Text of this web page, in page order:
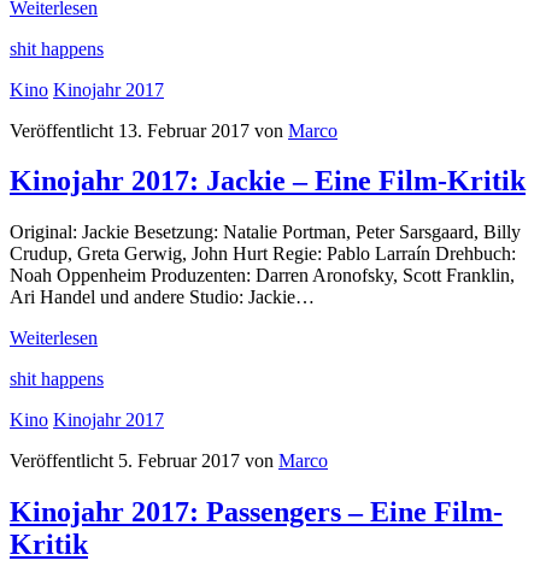
Weiterlesen
Hidden
–
Film-
shit happens
Kino Kinojahr 2017
Veröffentlicht 13. Februar 2017 von Marco
Kinojahr 2017: Jackie – Eine Film-Kritik
Original: Jackie Besetzung: Natalie Portman, Peter Sarsgaard, Billy
Crudup, Greta Gerwig, John Hurt Regie: Pablo Larraín Drehbuch:
Noah Oppenheim Produzenten: Darren Aronofsky, Scott Franklin,
Ari Handel und andere Studio: Jackie…
Weiterlesen
Jackie
Eine
Kritik
shit happens
Kino Kinojahr 2017
Veröffentlicht 5. Februar 2017 von Marco
Kinojahr 2017: Passengers – Eine Film-
Kritik